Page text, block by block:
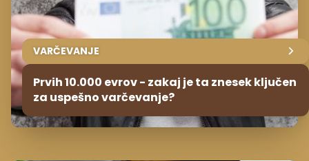
VARČEVANJE
Prvih 10.000 evrov - zakaj je ta znesek ključen
za uspešno varčevanje?